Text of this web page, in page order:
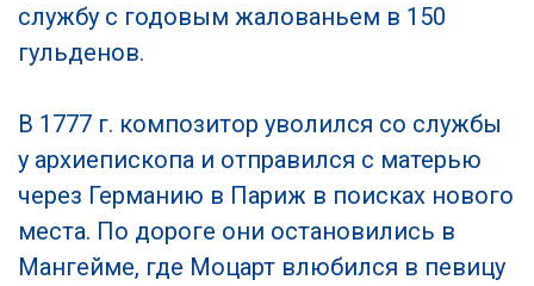
службу с годовым жалованьем в 150
гульденов.
В 1777 г. композитор уволился со службы
у архиепископа и отправился с матерью
через Германию в Париж в поисках нового
места. По дороге они остановились в
Мангейме, где Моцарт влюбился в певицу